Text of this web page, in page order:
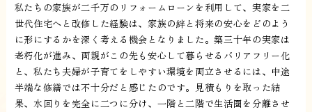
私たちの家族が二千万のリフォームローンを利用して、実家を二
世代住宅へと改修した経験は、家族の絆と将来の安心をどのよう
に形にするかを深く考える機会となりました。築三十年の実家は
老朽化が進み、両親がこの先も安心して暮らせるバリアフリー化
と、私たち夫婦が子育てをしやすい環境を両立させるには、中途
半端な修繕では不十分だと感じたのです。見積もりを取った結
果、水回りを完全に二つに分け、一階と二階で生活圏を分離させ